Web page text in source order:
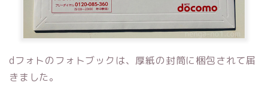
dフォトのフォトブックは、厚紙の封筒に梱包されて届
きました。